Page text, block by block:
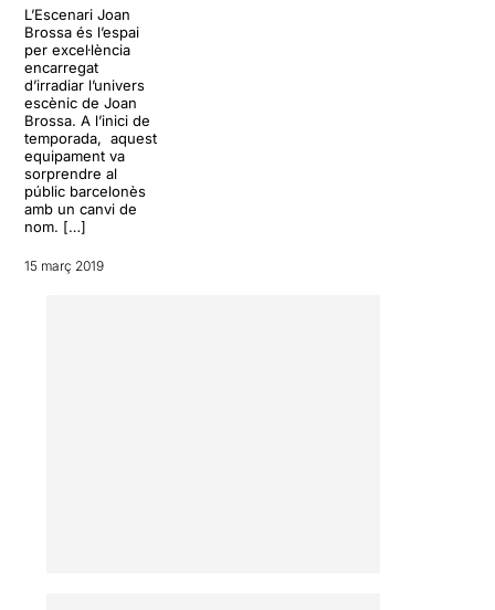
L’Escenari Joan
Brossa és l’espai
per excel·lència
encarregat
d’irradiar l’univers
escènic de Joan
Brossa. A l’inici de
temporada, aquest
equipament va
sorprendre al
públic barcelonès
amb un canvi de
nom. […]
15 març 2019